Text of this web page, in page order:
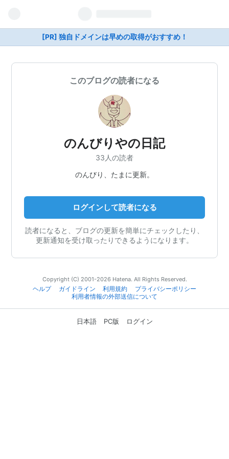
[PR] 独自ドメインは早めの取得がおすすめ！
このブログの読者になる
のんびりやの日記
33人の読者
のんびり、たまに更新。
ログインして読者になる
読者になると、ブログの更新を簡単にチェックしたり、
更新通知を受け取ったりできるようになります。
Copyright (C) 2001-2026 Hatena. All Rights Reserved.
ヘルプ
ガイドライン 利用規約
プライバシーポリシー
利用者情報の外部送信について
日本語 PC版 ログイン